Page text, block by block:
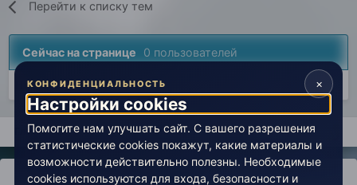
Перейти к списку тем
Сейчас на странице 0 пользователей
Нет пользователей, просматривающих эту страницу.
Главная Авторские вселенные Взгляд на Человека
×
КОНФИДЕНЦИАЛЬНОСТЬ
Настройки cookies
Помогите нам улучшать сайт. С вашего разрешения
статистические cookies покажут, какие материалы и
возможности действительно полезны. Необходимые
cookies используются для входа, безопасности и